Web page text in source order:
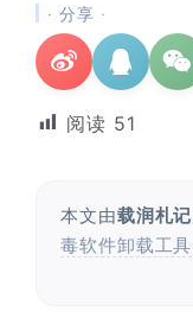
· 分享 ·
阅读 51
本文由载润札记
毒软件卸载工具